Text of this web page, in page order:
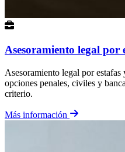
Asesoramiento legal por
Asesoramiento legal por estafas
opciones penales, civiles y
criterio.
Más información